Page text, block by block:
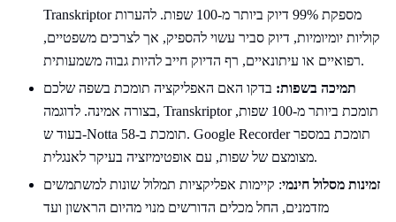
Transkriptor מספקת 99% דיוק ביותר מ-100 שפות. להערות
קוליות יומיומיות, דיוק סביר עשוי להספיק, אך לצרכים משפטיים,
רפואיים או עיתונאיים, רף הדיוק חייב להיות גבוה משמעותית.
תמיכה בשפות: בדקו האם האפליקציה תומכת בשפה שלכם
בצורה אמינה. לדוגמה, Transkriptor תומכת ביותר מ-100 שפות,
בעוד ש-Notta תומכת ב-58. Google Recorder תומכת במספר
מצומצם של שפות, עם אופטימיזציה בעיקר לאנגלית.
זמינות מסלול חינמי: קיימות אפליקציות תמלול שונות למשתמשים
מזדמנים, החל מכלים הדורשים מנוי מהיום הראשון ועד